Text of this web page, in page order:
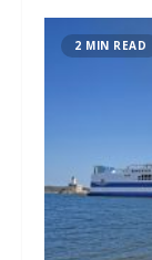
2 MIN READ